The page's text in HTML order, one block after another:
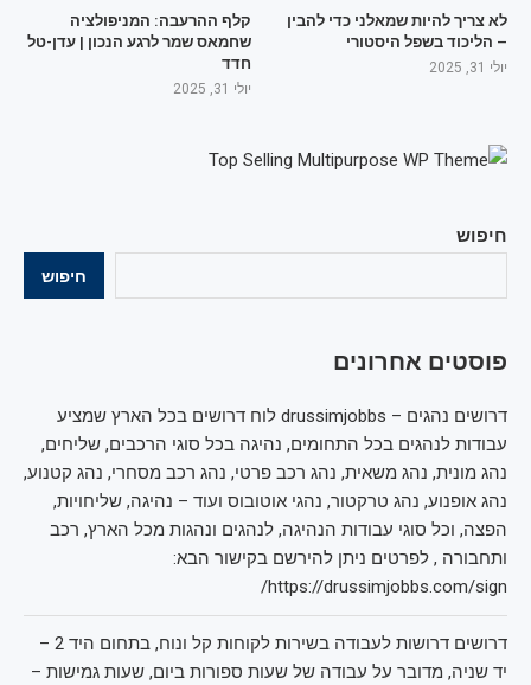
חיפוש
חיפוש
פוסטים אחרונים
דרושים נהגים – drussimjobbs לוח דרושים בכל הארץ שמציע
עבודות לנהגים בכל התחומים, נהיגה בכל סוגי הרכבים, שליחים,
נהג מונית, נהג משאית, נהג רכב פרטי, נהג רכב מסחרי, נהג קטנוע,
נהג אופנוע, נהג טרקטור, נהגי אוטובוס ועוד – נהיגה, שליחויות,
הפצה, וכל סוגי עבודות הנהיגה, לנהגים ונהגות מכל הארץ, רכב
ותחבורה , לפרטים ניתן להירשם בקישור הבא:
https://drussimjobbs.com/sign/
דרושים דרושות לעבודה בשירות לקוחות קל ונוח, בתחום היד 2 –
יד שניה, מדובר על עבודה של שעות ספורות ביום, שעות גמישות –
לא צריך להיות שמאלני כדי להבין
– הליכוד בשפל היסטורי
יולי 31, 2025
קלף ההרעבה: המניפולציה
שחמאס שמר לרגע הנכון | עדן-טל
חדד
יולי 31, 2025